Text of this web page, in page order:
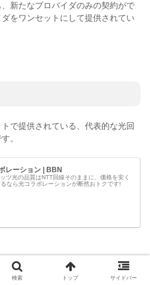
新たなプロバイダのみの契約がで
をワンセットにして提供されてい
で提供されている、代表的な光回
。
レーション | BBN
ツ光の品質はNTT回線そのままに、価格を安く
るなら光コラボレーションが断然おトクです!
ッツ光の卸提供をプロバイダが受
セットにして提供している利用形
検索 トップ サイドバー